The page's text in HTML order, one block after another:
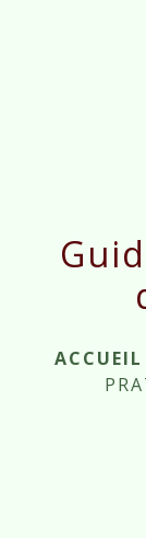
ACCUEIL